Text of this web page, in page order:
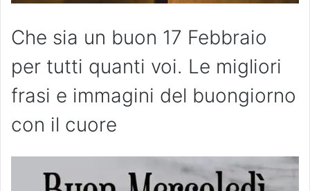
Che sia un buon 17 Febbraio
per tutti quanti voi. Le migliori
frasi e immagini del buongiorno
con il cuore